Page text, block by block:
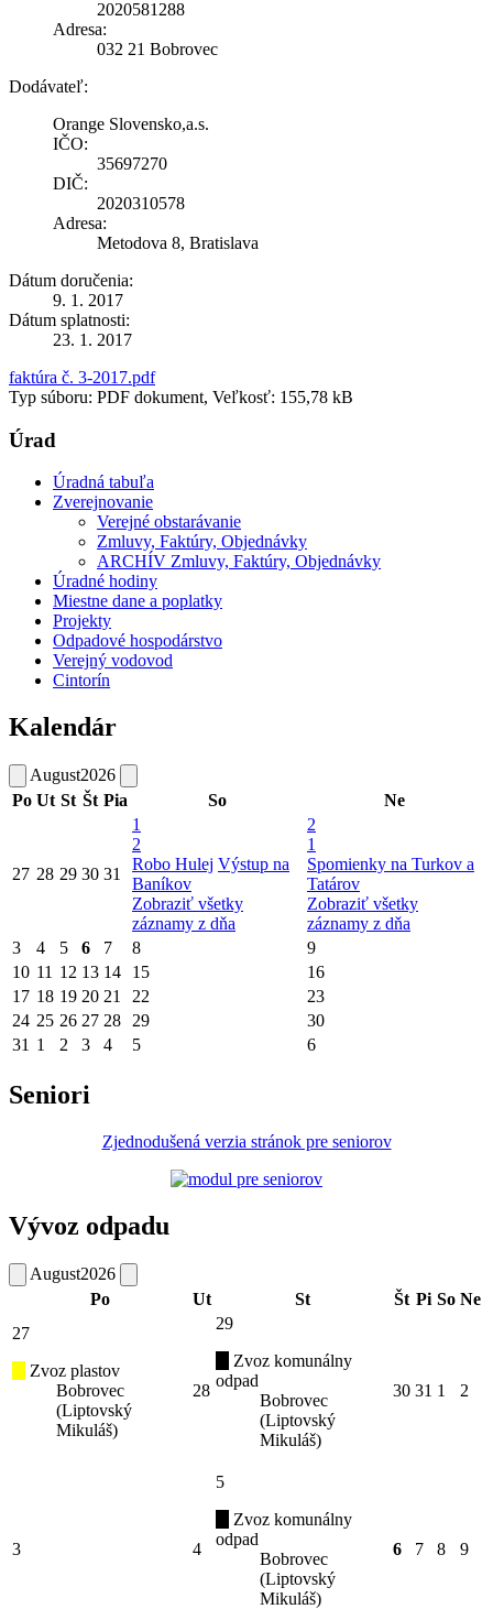
2020581288
Adresa:
032 21 Bobrovec
Dodávateľ:
Orange Slovensko,a.s.
IČO:
35697270
DIČ:
2020310578
Adresa:
Metodova 8, Bratislava
Dátum doručenia:
9. 1. 2017
Dátum splatnosti:
23. 1. 2017
faktúra č. 3-2017.pdf
Typ súboru: PDF dokument, Veľkosť: 155,78 kB
Úrad
Úradná tabuľa
Zverejnovanie
Verejné obstarávanie
Zmluvy, Faktúry, Objednávky
ARCHÍV Zmluvy, Faktúry, Objednávky
Úradné hodiny
Miestne dane a poplatky
Projekty
Odpadové hospodárstvo
Verejný vodovod
Cintorín
Kalendár
August2026
Po Ut St Št Pia So Ne
27 28 29 30 31
1
2
Robo Hulej Výstup na
Baníkov
Zobraziť všetky
záznamy z dňa
2
1
Spomienky na Turkov a
Tatárov
Zobraziť všetky
záznamy z dňa
3
4 5 6 7 8
9
10 11 12 13 14 15
16
17 18 19 20 21 22
23
24 25 26 27 28 29
30
31 1 2 3 4 5 6
Seniori
Zjednodušená verzia stránok pre seniorov
Vývoz odpadu
August2026
Po
Ut St Št Pi So Ne
27
Zvoz plastov
Bobrovec
(Liptovský
Mikuláš)
28
29
Zvoz komunálny
odpad
Bobrovec
(Liptovský
Mikuláš)
30 31 1 2
3 4
5
Zvoz komunálny
odpad
Bobrovec
(Liptovský
Mikuláš)
6 7 8 9